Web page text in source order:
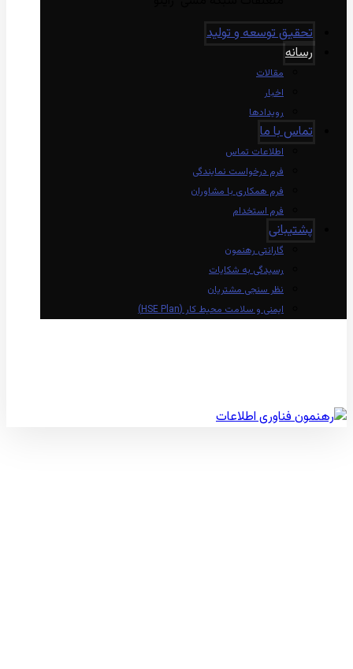
تحقیق توسعه و تولید
رسانه
مقالات
اخبار
رویدادها
تماس با ما
اطلاعات تماس
فرم درخواست نمایندگی
فرم همکاری با مشاوران
فرم استخدام
پشتیبانی
گارانتی رهنمون
رسیدگی به شکایات
نظر سنجی مشتریان
ایمنی و سلامت محیط کار (HSE Plan)